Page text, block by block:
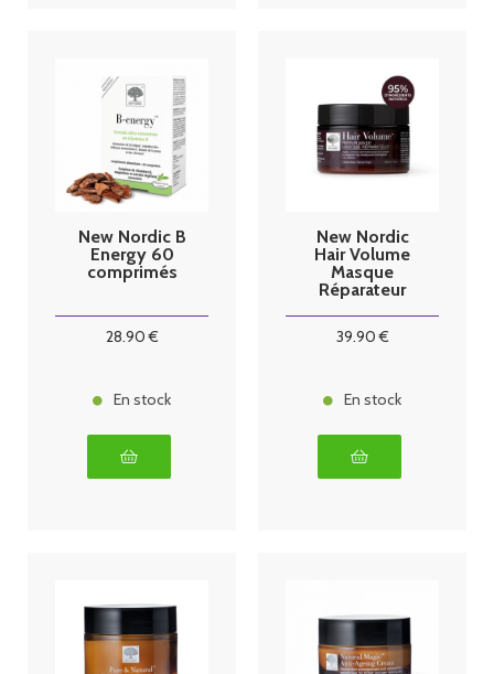
New Nordic B
Energy 60
comprimés
28.90€
En stock
New Nordic
Hair Volume
Masque
Réparateur
39.90€
En stock